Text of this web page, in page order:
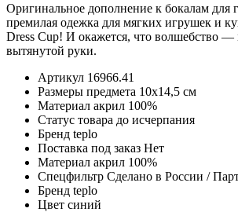
Оригинальное дополнение к бокалам для
премилая одежка для мягких игрушек и
Dress Cup! И окажется, что волшебство —
вытянутой руки.
Артикул 16966.41
Размеры предмета 10х14,5 см
Материал акрил 100%
Статус товара до исчерпания
Бренд teplo
Поставка под заказ Нет
Материал акрил 100%
Спецфильтр Сделано в России /
Бренд teplo
Цвет синий